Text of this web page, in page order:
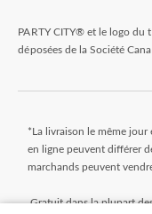
PARTY CITY® et le logo du
déposées de la Société
*La livraison le même jour
en ligne peuvent différer
marchands peuvent
Gratuit dans la plupart